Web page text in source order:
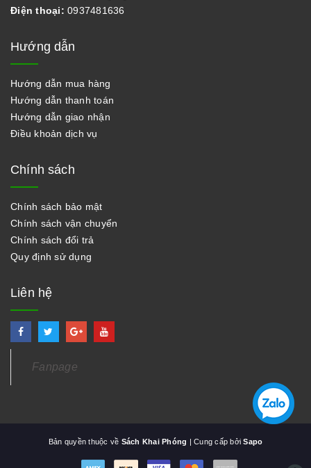
Điện thoại: 0937481636
Hướng dẫn
Hướng dẫn mua hàng
Hướng dẫn thanh toán
Hướng dẫn giao nhận
Điều khoản dịch vụ
Chính sách
Chính sách bảo mật
Chính sách vận chuyển
Chính sách đổi trả
Quy định sử dụng
Liên hệ
Fanpage
Bản quyền thuộc về Sách Khai Phóng | Cung cấp bởiSapo